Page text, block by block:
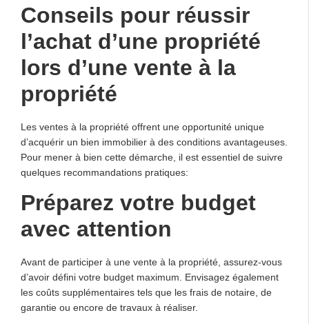
Conseils pour réussir
l’achat d’une propriété
lors d’une vente à la
propriété
Les ventes à la propriété offrent une opportunité unique
d’acquérir un bien immobilier à des conditions avantageuses.
Pour mener à bien cette démarche, il est essentiel de suivre
quelques recommandations pratiques:
Préparez votre budget
avec attention
Avant de participer à une vente à la propriété, assurez-vous
d’avoir défini votre budget maximum. Envisagez également
les coûts supplémentaires tels que les frais de notaire, de
garantie ou encore de travaux à réaliser.